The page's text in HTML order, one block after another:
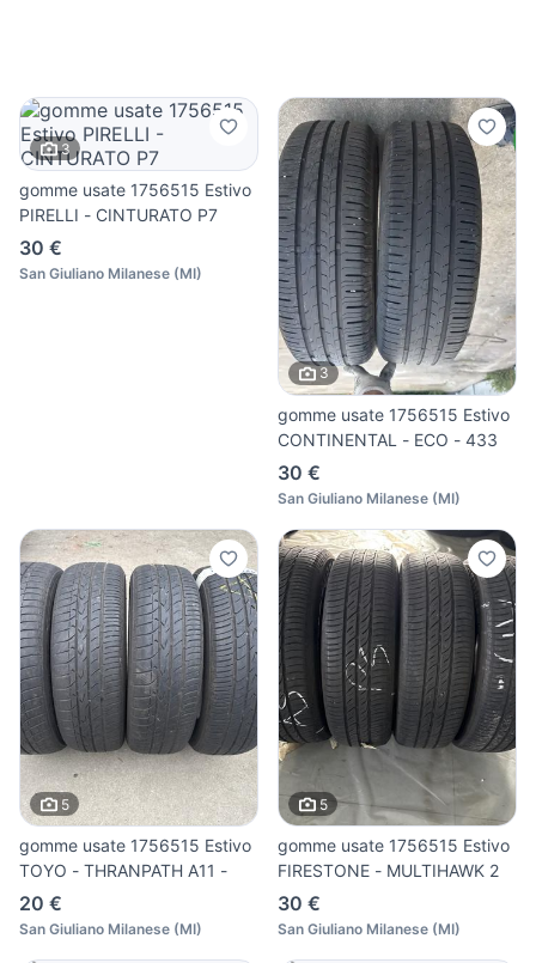
3
gomme usate 1756515 Estivo
PIRELLI - CINTURATO P7
30 €
San Giuliano Milanese (MI)
3
gomme usate 1756515 Estivo
CONTINENTAL - ECO - 433
30 €
San Giuliano Milanese (MI)
5
gomme usate 1756515 Estivo
TOYO - THRANPATH A11 -
20 €
San Giuliano Milanese (MI)
5
gomme usate 1756515 Estivo
FIRESTONE - MULTIHAWK 2
30 €
San Giuliano Milanese (MI)